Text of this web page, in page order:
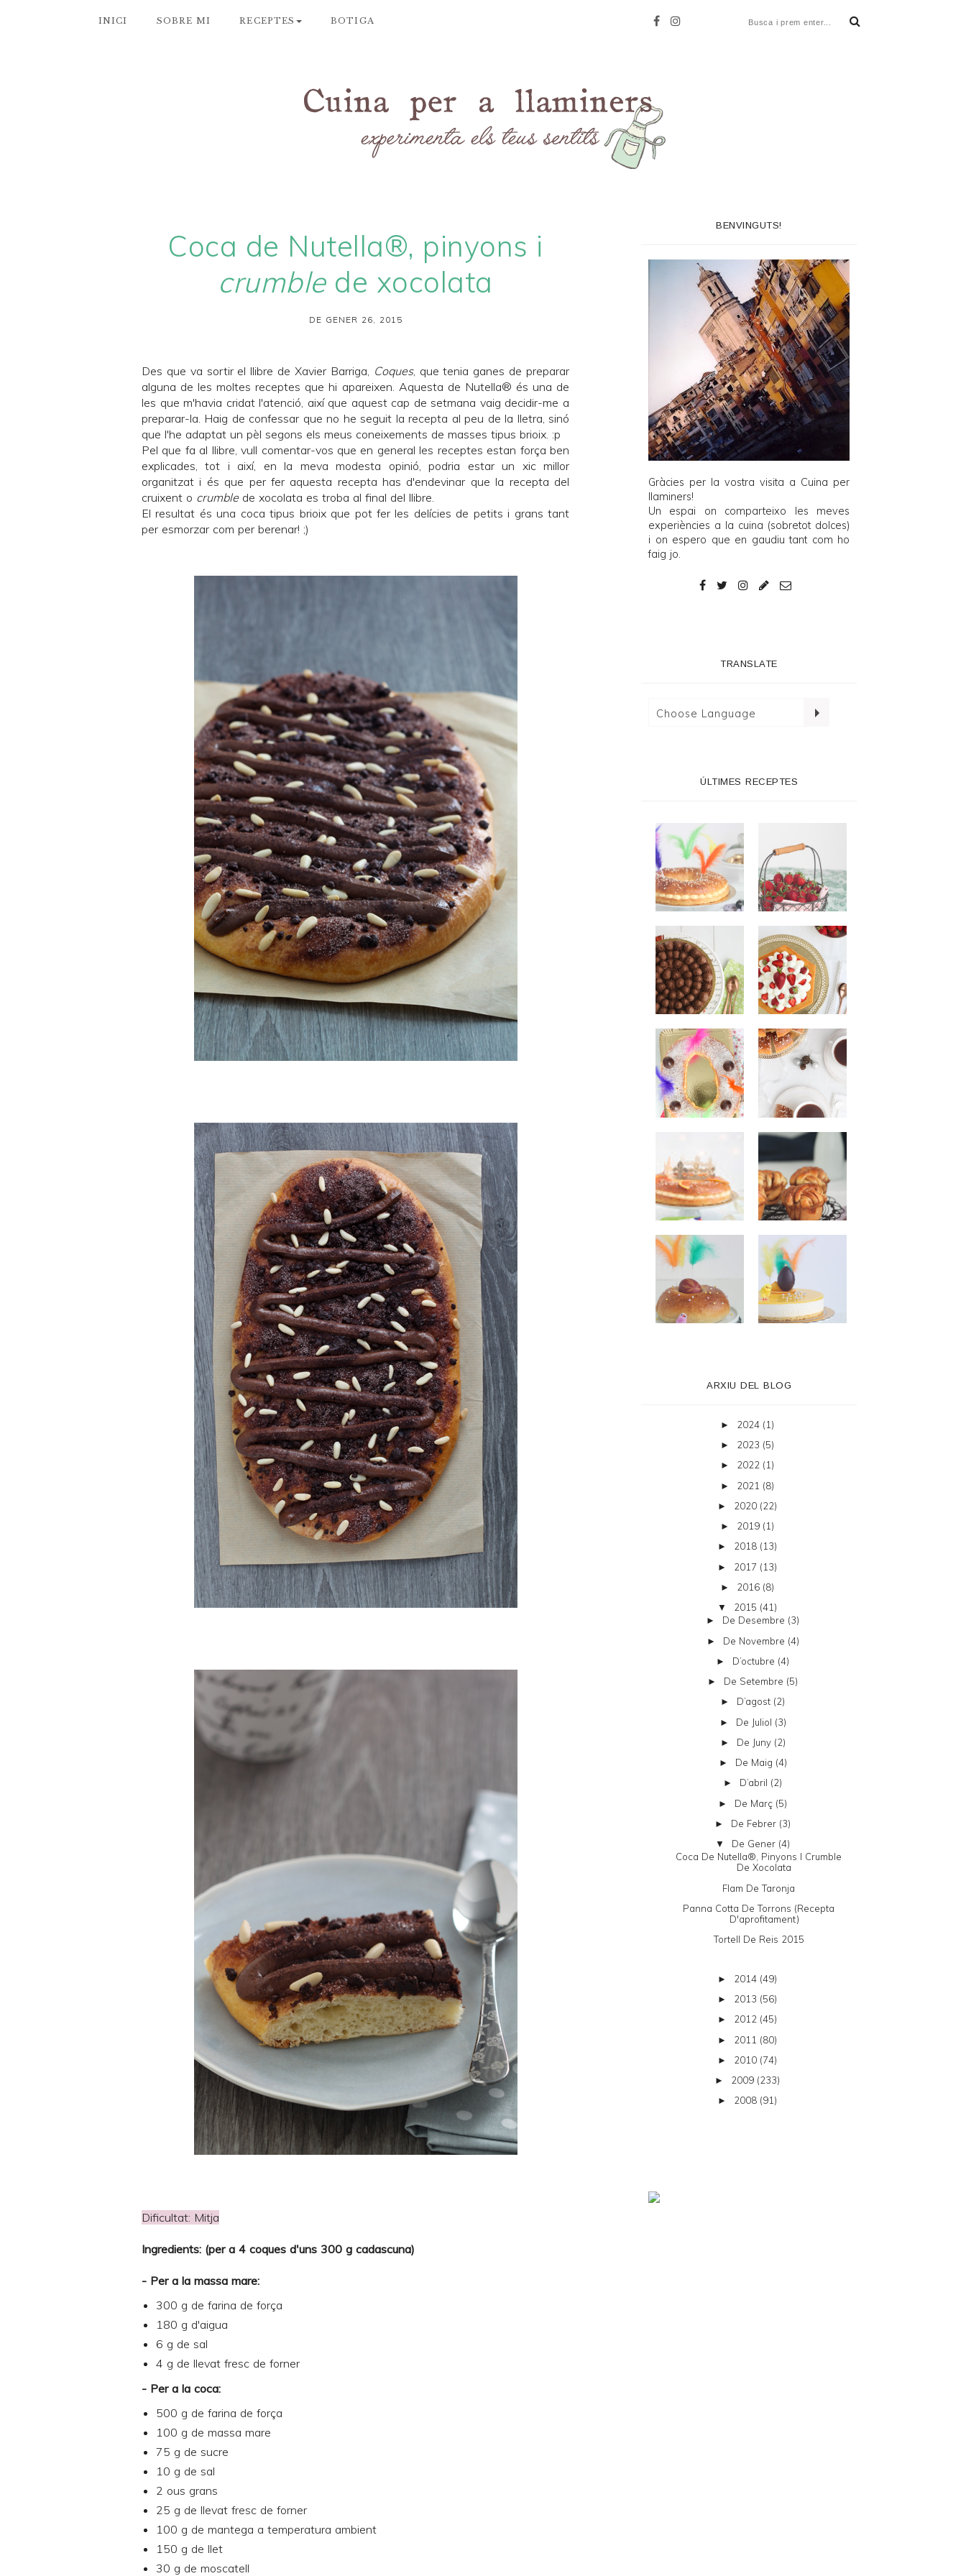
INICI SOBRE MI RECEPTES BOTIGA
Coca de Nutella®, pinyons i
crumblede xocolata
DE GENER 26, 2015
Des que va sortir el llibre de Xavier Barriga, Coques, que tenia ganes de preparar
alguna de les moltes receptes que hi apareixen. Aquesta de Nutella® és una de
les que m'havia cridat l'atenció, així que aquest cap de setmana vaig decidir-me a
preparar-la. Haig de confessar que no he seguit la recepta al peu de la lletra, sinó
que l'he adaptat un pèl segons els meus coneixements de masses tipus brioix. :p
Pel que fa al llibre, vull comentar-vos que en general les receptes estan força ben
explicades, tot i així, en la meva modesta opinió, podria estar un xic millor
organitzat i és que per fer aquesta recepta has d'endevinar que la recepta del
cruixent o crumblede xocolata es troba al final del llibre.
El resultat és una coca tipus brioix que pot fer les delícies de petits i grans tant
per esmorzar com per berenar! ;)
Dificultat: Mitja
Ingredients: (per a 4 coques d'uns 300 g cadascuna)
- Per a la massa mare:
300 g de farina de força
180 g d'aigua
6 g de sal
4 g de llevat fresc de forner
- Per a la coca:
500 g de farina de força
100 g de massa mare
75 g de sucre
10 g de sal
2 ous grans
25 g de llevat fresc de forner
100 g de mantega a temperatura ambient
150 g de llet
30 g de moscatell
BENVINGUTS!
Gràcies per la vostra visita a Cuina per
llaminers!
Un espai on comparteixo les meves
experiències a la cuina (sobretot dolces)
i on espero que en gaudiu tant com ho
faig jo.
TRANSLATE
ÚLTIMES RECEPTES
ARXIU DEL BLOG
► 2024 (1)
► 2023 (5)
► 2022 (1)
► 2021 (8)
► 2020 (22)
► 2019 (1)
► 2018 (13)
► 2017 (13)
► 2016 (8)
▼ 2015 (41)
► De Desembre (3)
► De Novembre (4)
► D’octubre (4)
► De Setembre (5)
► D’agost (2)
► De Juliol (3)
► De Juny (2)
► De Maig (4)
► D’abril (2)
► De Març (5)
► De Febrer (3)
▼ De Gener (4)
Coca De Nutella®, Pinyons I Crumble
De Xocolata
Flam De Taronja
Panna Cotta De Torrons (recepta
D'aprofitament)
Tortell De Reis 2015
► 2014 (49)
► 2013 (56)
► 2012 (45)
► 2011 (80)
► 2010 (74)
► 2009 (233)
► 2008 (91)